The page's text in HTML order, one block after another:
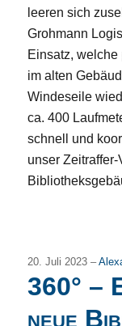
leeren sich
Grohmann
Einsatz,
im alten
Windeseile
ca. 400
schnell und
unser
20. Juli 2023 –
360° –
neue